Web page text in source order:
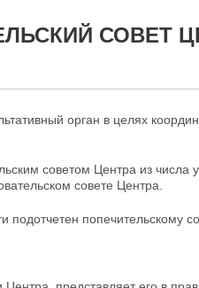
СОВЕТ
орган в целях
советом Центра из числа
совете Центра.
подотчетен попечительскому